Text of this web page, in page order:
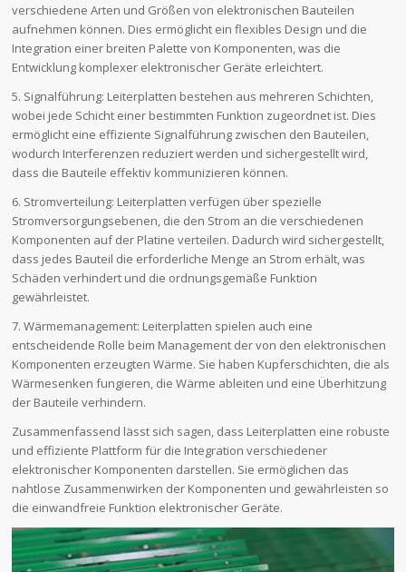
verschiedene Arten und Größen von elektronischen Bauteilen
aufnehmen können. Dies ermöglicht ein flexibles Design und die
Integration einer breiten Palette von Komponenten, was die
Entwicklung komplexer elektronischer Geräte erleichtert.
5. Signalführung: Leiterplatten bestehen aus mehreren Schichten,
wobei jede Schicht einer bestimmten Funktion zugeordnet ist. Dies
ermöglicht eine effiziente Signalführung zwischen den Bauteilen,
wodurch Interferenzen reduziert werden und sichergestellt wird,
dass die Bauteile effektiv kommunizieren können.
6. Stromverteilung: Leiterplatten verfügen über spezielle
Stromversorgungsebenen, die den Strom an die verschiedenen
Komponenten auf der Platine verteilen. Dadurch wird sichergestellt,
dass jedes Bauteil die erforderliche Menge an Strom erhält, was
Schäden verhindert und die ordnungsgemäße Funktion
gewährleistet.
7. Wärmemanagement: Leiterplatten spielen auch eine
entscheidende Rolle beim Management der von den elektronischen
Komponenten erzeugten Wärme. Sie haben Kupferschichten, die als
Wärmesenken fungieren, die Wärme ableiten und eine Überhitzung
der Bauteile verhindern.
Zusammenfassend lässt sich sagen, dass Leiterplatten eine robuste
und effiziente Plattform für die Integration verschiedener
elektronischer Komponenten darstellen. Sie ermöglichen das
nahtlose Zusammenwirken der Komponenten und gewährleisten so
die einwandfreie Funktion elektronischer Geräte.